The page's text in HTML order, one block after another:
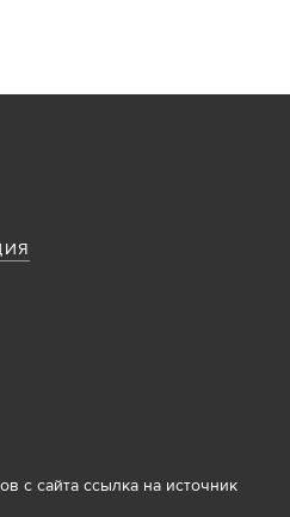
с сайта ссылка на источник